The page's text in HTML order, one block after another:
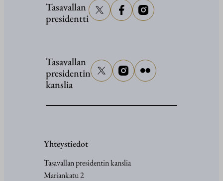
Tasavallan
presidentti
Tasavallan
presidentin
kanslia
Yhteystiedot
Tasavallan presidentin kanslia
Mariankatu 2